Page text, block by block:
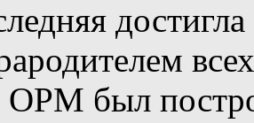
ОРМ был